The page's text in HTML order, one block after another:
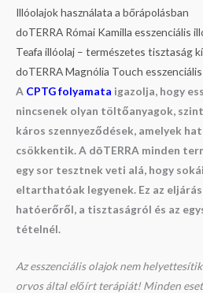
Illóolajok használata a bőrápolásban
doTERRA Római Kamilla esszenciális
Teafa illóolaj – természetes tisztaság
doTERRA Magnólia Touch
A CPTG folyamata igazolja, hogy
nincsenek olyan töltőanyagok,
káros szennyeződések, amelyek
csökkentik. A dōTERRA minden
egy sor tesztnek veti alá, hogy
eltarthatóak legyenek. Ez az
hatóerőről, a tisztaságról és az
tételnél.
Az esszenciális olajok nem
orvos által előírt terápiát! Minden